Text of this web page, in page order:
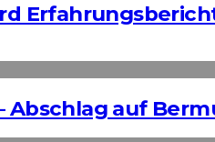
Abschlag auf